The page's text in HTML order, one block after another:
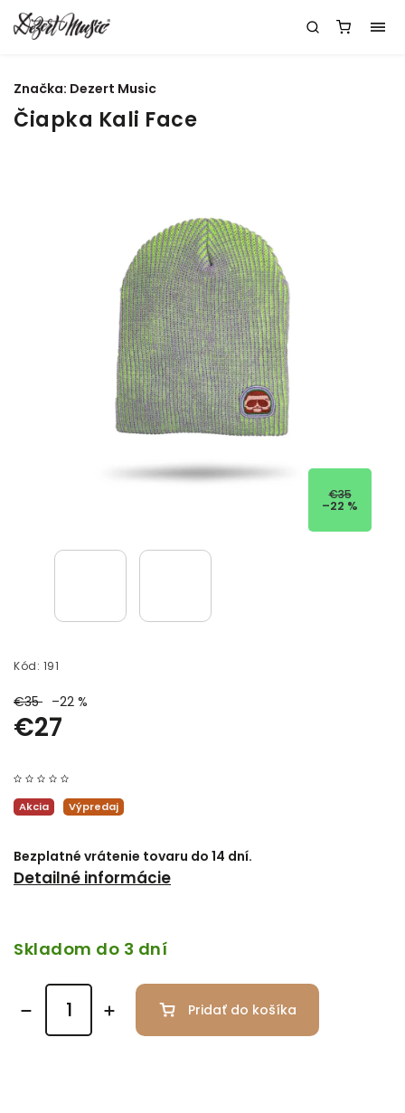
Čiapka Kali Face
€35
–22 %
Kód: 191
€35 –22 %
€27
Akcia Výpredaj
Bezplatné vrátenie tovaru do 14 dní.
Detailné informácie
Značka: Dezert Music
Skladom do 3 dní
Pridať do košíka